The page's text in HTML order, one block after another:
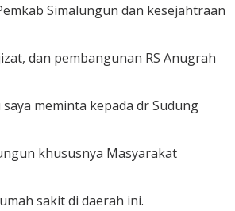
Simalungun dan kesejahtraan
dan pembangunan RS Anugrah
meminta kepada dr Sudung
khususnya Masyarakat
sakit di daerah ini.